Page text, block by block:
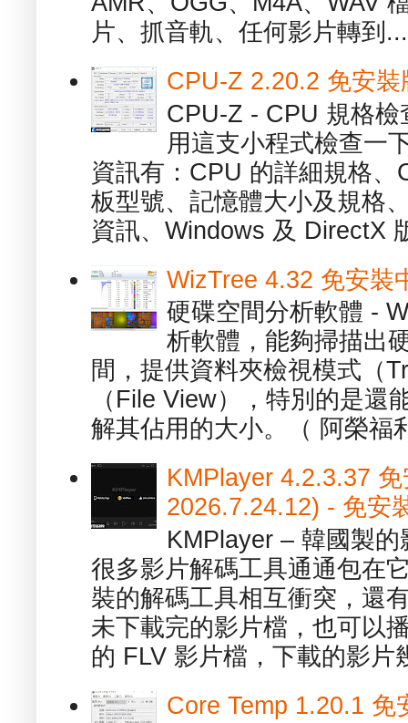
片、抓音軌、任何影片轉到...
CPU-Z 2.20.2 免安
CPU-Z - CPU 規格
用這支小程式檢查一
資訊有：CPU 的詳細規格
板型號、記憶體大小及規格
資訊、Windows 及 DirectX
WizTree 4.32 免安裝
硬碟空間分析軟體 -
析軟體，能夠掃描出
間，提供資料夾檢視模式（
（File View），特別的是還
解其佔用的大小。（ 阿榮福
KMPlayer 4.2.3.37
2026.7.24.12) - 免安
KMPlayer – 韓國製
很多影片解碼工具通通包在
裝的解碼工具相互衝突，還
未下載完的影片檔，也可以
的 FLV 影片檔，下載的影片
Core Temp 1.20.1 免